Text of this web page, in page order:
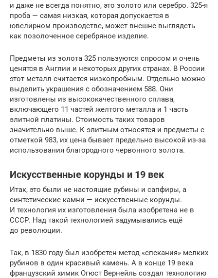
и даже не всегда понятно, это золото или серебро. 325-я
проба — самая низкая, которая допускается в
ювелирном производстве, может внешне выглядеть
как позолоченное серебряное изделие.
Предметы из золота 325 пользуются спросом и очень
ценятся в Англии и некоторых других странах. В России
этот металл считается низкопробным. Отдельно можно
выделить украшения с обозначением 588. Они
изготовлены из высококачественного сплава,
включающего 11 частей желтого металла и 1 часть
элитной платины. Стоимость таких товаров
значительно выше. К элитным относятся и предметы с
отметкой 983, их цена бывает предельно высокой из-за
использования благородного червонного золота.
Искусственные корунды и 19 век
Итак, это были не настоящие рубины и сапфиры, а
синтетические камни — искусственные корунды.
И технология их изготовления была изобретена не в
СССР. Над такой технологией задумывались ещё
до революции.
Так, в 1830 году был изобретен метод «спекания» мелких
рубинов в один красивый камень. А в конце 19 века
французский химик Огюст Вернейль создал технологию